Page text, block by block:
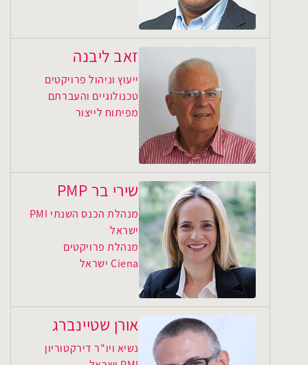
זאב ליבנה
ייעוץ וניהול פרויקטים
טכנולוגיים והעברתם
מפיתוח לייצור
שירי בר PMP
מנהלת הכנס השנתי PMI
ישראל
מנהלת פרויקטים
Ciena ישראל
אורן שטיינברג
נשיא ויו"ר דירקטוריון